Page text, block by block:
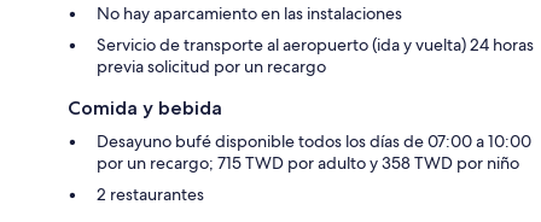
No hay aparcamiento en las instalaciones
Servicio de transporte al aeropuerto (ida y vuelta) 24 horas
previa solicitud por un recargo
Comida y bebida
Desayuno bufé disponible todos los días de 07:00 a 10:00
por un recargo; 715 TWD por adulto y 358 TWD por niño
2 restaurantes